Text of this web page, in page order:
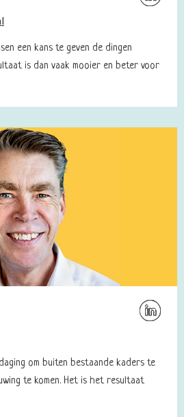
Linkedin
een kans te geven de dingen
is dan vaak mooier en beter voor
Bezoek
Linkedin
van
om buiten bestaande kaders te
te komen. Het is het resultaat